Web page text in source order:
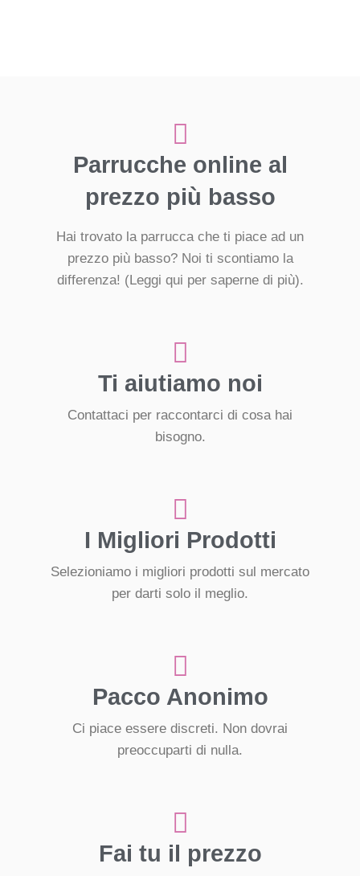
Parrucche online al
prezzo più basso
Hai trovato la parrucca che ti piace ad un
prezzo più basso? Noi ti scontiamo la
differenza! (Leggi qui per saperne di più).
Ti aiutiamo noi
Contattaci per raccontarci di cosa hai
bisogno.
I Migliori Prodotti
Selezioniamo i migliori prodotti sul mercato
per darti solo il meglio.
Pacco Anonimo
Ci piace essere discreti. Non dovrai
preoccuparti di nulla.
Fai tu il prezzo